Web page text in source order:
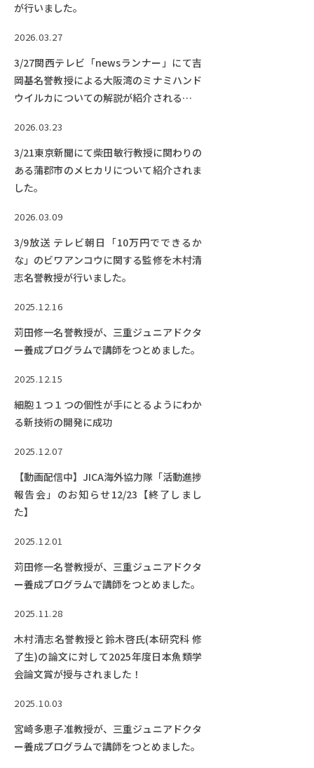
が行いました。
2026.03.27
3/27関西テレビ「newsランナー」にて吉
岡基名誉教授による大阪湾のミナミハンド
ウイルカについての解説が紹介される予定
2026.03.23
3/21東京新聞にて柴田敏行教授に関わりの
ある蒲郡市のメヒカリについて紹介されま
した。
2026.03.09
3/9放送 テレビ朝日「10万円でできるか
な」のビワアンコウに関する監修を木村清
志名誉教授が行いました。
2025.12.16
苅田修一名誉教授が、三重ジュニアドクタ
ー養成プログラムで講師をつとめました。
2025.12.15
細胞１つ１つの個性が手にとるようにわか
る新技術の開発に成功
2025.12.07
【動画配信中】JICA海外協力隊「活動進捗
報告会」のお知らせ12/23【終了しまし
た】
2025.12.01
苅田修一名誉教授が、三重ジュニアドクタ
ー養成プログラムで講師をつとめました。
2025.11.28
木村清志名誉教授と鈴木啓氏(本研究科 修
了生)の論文に対して2025年度日本魚類学
会論文賞が授与されました！
2025.10.03
宮崎多恵子准教授が、三重ジュニアドクタ
ー養成プログラムで講師をつとめました。